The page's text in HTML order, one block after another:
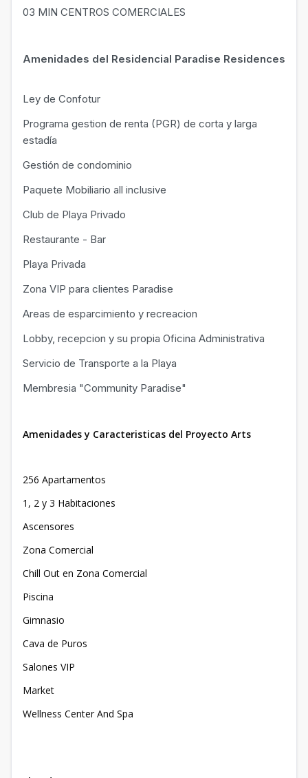
03 MIN CENTROS COMERCIALES
Amenidades del Residencial Paradise Residences
Ley de Confotur
Programa gestion de renta (PGR) de corta y larga
estadía
Gestión de condominio
Paquete Mobiliario all inclusive
Club de Playa Privado
Restaurante - Bar
Playa Privada
Zona VIP para clientes Paradise
Areas de esparcimiento y recreacion
Lobby, recepcion y su propia Oficina Administrativa
Servicio de Transporte a la Playa
Membresia "Community Paradise"
Amenidades y Caracteristicas del Proyecto Arts
256 Apartamentos
1, 2 y 3 Habitaciones
Ascensores
Zona Comercial
Chill Out en Zona Comercial
Piscina
Gimnasio
Cava de Puros
Salones VIP
Market
Wellness Center And Spa